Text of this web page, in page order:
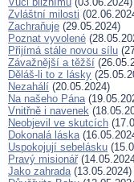
Zvláštní milosti
Zachraňuje (29.05.2024)
Poznat vyvolené
Přijímá stále novou sílu
Závažnější a těžší
Děláš-li to z lásky
Nezahálí (20.05.2024)
Na našeho Pána
Vnitřně i navenek
Neobjevil ve skutcích
Dokonalá láska
Uspokojují sebelásku
Pravý misionář
Jako zahrada(13.05.2024)